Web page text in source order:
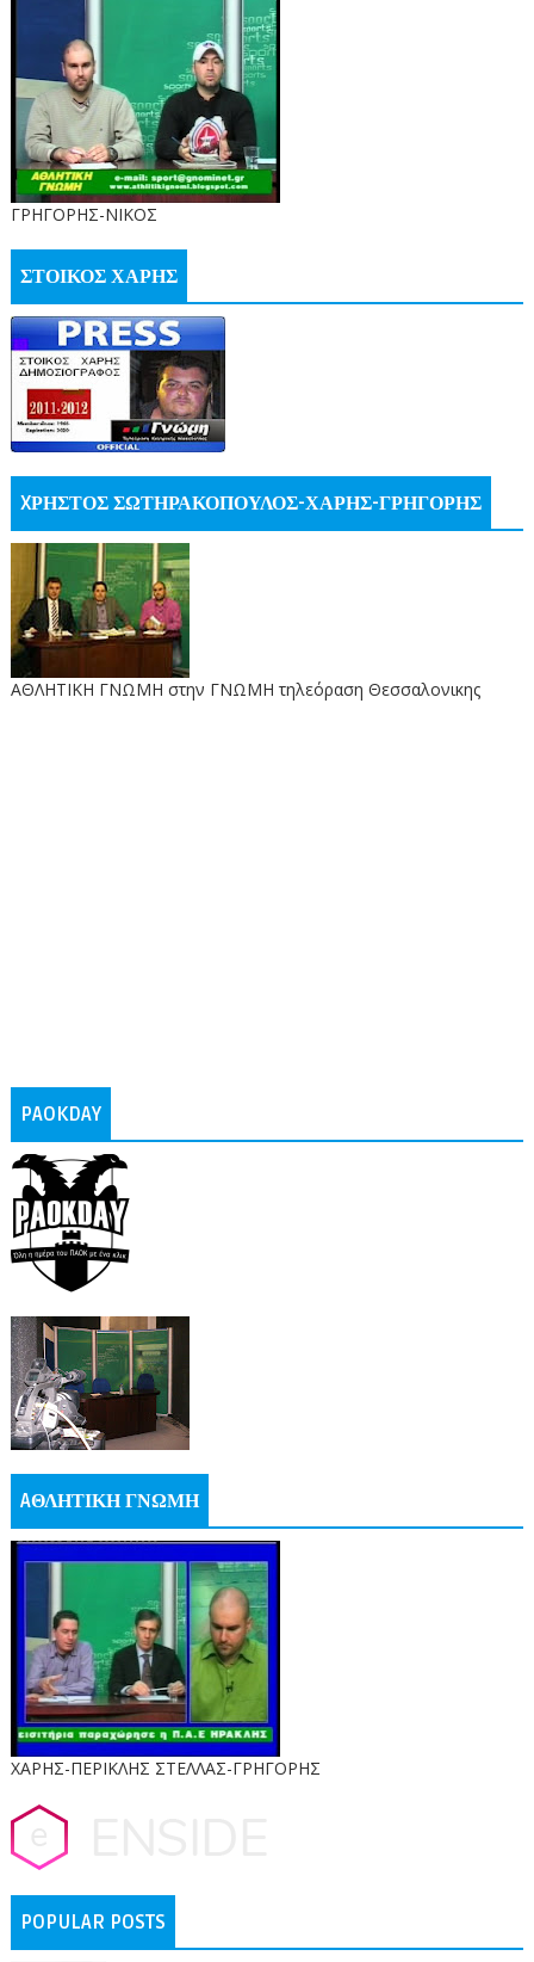
ΓΡΗΓΟΡΗΣ-ΝΙΚΟΣ
ΣΤΟΙΚΟΣ ΧΑΡΗΣ
XΡΗΣΤΟΣ ΣΩΤΗΡΑΚΟΠΟΥΛΟΣ-ΧΑΡΗΣ-ΓΡΗΓΟΡΗΣ
ΑΘΛΗΤΙΚΗ ΓΝΩΜΗ στην ΓΝΩΜΗ τηλεόραση Θεσσαλονικης
PAOKDAY
AΘΛΗΤΙΚΗ ΓΝΩΜΗ
ΧΑΡΗΣ-ΠΕΡΙΚΛΗΣ ΣΤΕΛΛΑΣ-ΓΡΗΓΟΡΗΣ
POPULAR POSTS